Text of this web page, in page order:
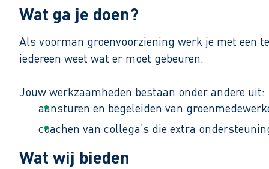
Wat ga je doen?
Als voorman groenvoorziening werk je met een
iedereen weet wat er moet gebeuren.
Jouw werkzaamheden bestaan onder andere uit:
aansturen en begeleiden van
coachen van collega’s die extra
uitvoeren van onderhoud en aanleg van
Wat wij bieden